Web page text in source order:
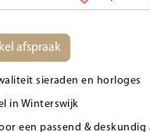
afspraak
sieraden en horloges
in Winterswijk
een passend & deskundig